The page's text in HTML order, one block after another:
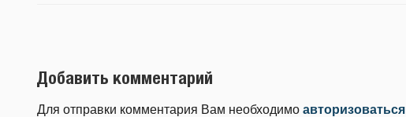
Добавить комментарий
Для отправки комментария Вам необходимо авторизоваться